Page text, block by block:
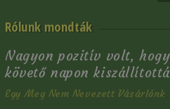
Rólunk mondták
Nagyon pozitív volt,
követő napon
Egy Meg Nem Nevezett